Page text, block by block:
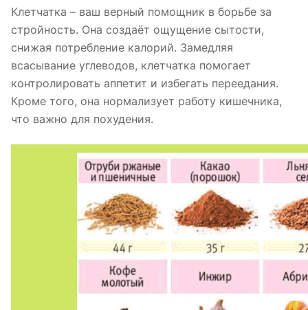
Клетчатка – ваш верный помощник в борьбе за
стройность. Она создаёт ощущение сытости,
снижая потребление калорий. Замедляя
всасывание углеводов, клетчатка помогает
контролировать аппетит и избегать переедания.
Кроме того, она нормализует работу кишечника,
что важно для похудения.